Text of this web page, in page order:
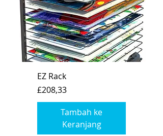
EZ Rack
Harga
£208,33
Tambah ke
Keranjang